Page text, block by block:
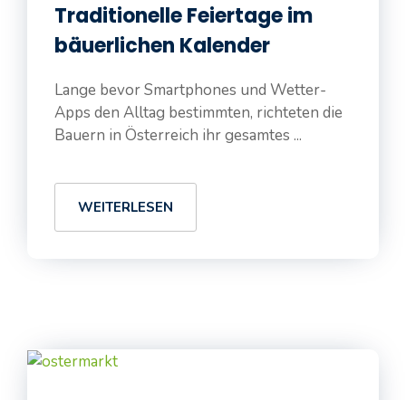
Traditionelle Feiertage im
bäuerlichen Kalender
Lange bevor Smartphones und Wetter-
Apps den Alltag bestimmten, richteten die
Bauern in Österreich ihr gesamtes ...
WEITERLESEN